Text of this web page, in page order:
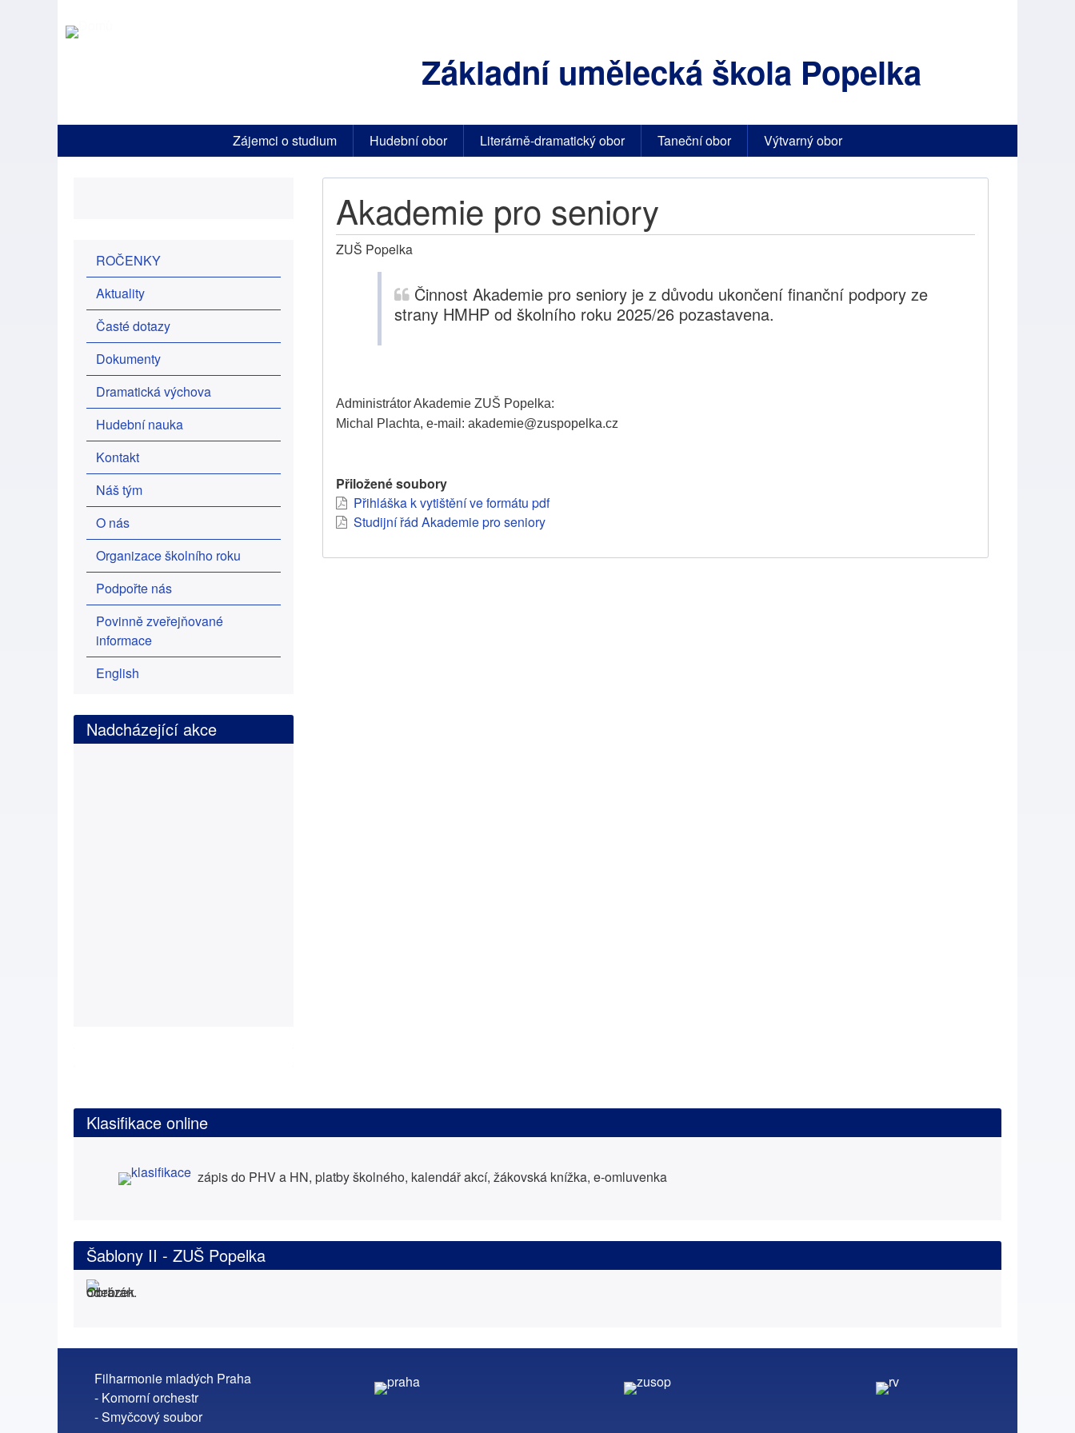
Základní umělecká škola Popelka
menu
Zájemci o studium Hudební obor Literárně-dramatický obor Taneční obor Výtvarný obor
Akademie pro seniory
ZUŠ Popelka
Činnost Akademie pro seniory je z důvodu ukončení finanční podpory ze
strany HMHP od školního roku 2025/26 pozastavena.
Administrátor Akademie ZUŠ Popelka:
Michal Plachta, e-mail: akademie@zuspopelka.cz
Přiložené soubory
Přihláška k vytištění ve formátu pdf
Studijní řád Akademie pro seniory
Postranní
menu
ROČENKY
Aktuality
Časté dotazy
Dokumenty
Dramatická výchova
Hudební nauka
Kontakt
Náš tým
O nás
Organizace školního roku
Podpořte nás
Povinně zveřejňované
informace
English
Nadcházející akce
Klasifikace online
zápis do PHV a HN, platby školného, kalendář akcí, žákovská knížka, e-omluvenka
Šablony II - ZUŠ Popelka
Filharmonie mladých Praha
- Komorní orchestr
- Smyčcový soubor